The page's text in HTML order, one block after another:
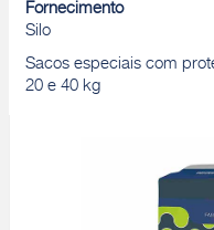
Fornecimento
Silo
Sacos especiais com
20 e 40 kg